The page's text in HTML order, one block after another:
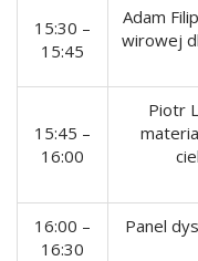
15:30 –
15:45
Adam
wirowej
15:45 –
16:00
Piotr
16:00 –
16:30
Panel